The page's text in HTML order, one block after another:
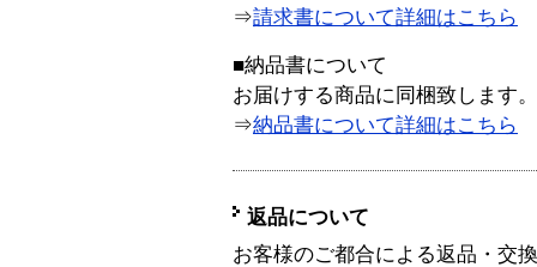
⇒請求書について詳細はこちら
■納品書について
お届けする商品に同梱致します。
⇒納品書について詳細はこちら
返品について
お客様のご都合による返品・交